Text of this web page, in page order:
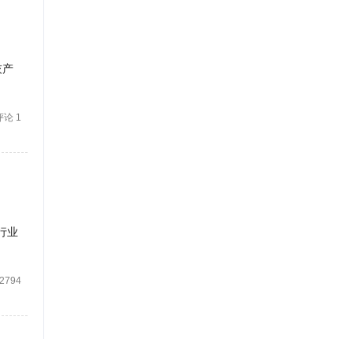
产
论 1
业